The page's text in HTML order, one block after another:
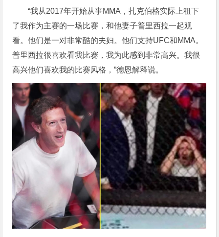
“我从2017年开始从事MMA，扎克伯格实际上租下
了我作为主赛的一场比赛，和他妻子普里西拉一起观
看。他们是一对非常酷的夫妇。他们支持UFC和MMA。
普里西拉很喜欢看我比赛，我为此感到非常高兴。我很
高兴他们喜欢我的比赛风格，”德恩解释说。